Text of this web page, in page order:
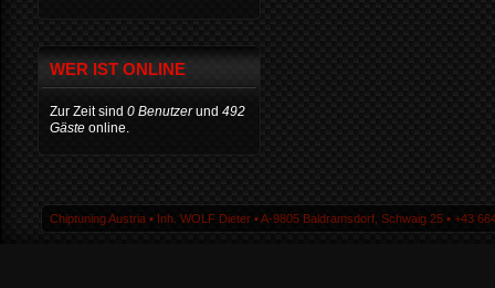
WER IST ONLINE
Zur Zeit sind 0 Benutzerund 492
Gäste online.
Chiptuning Austria ▪ Inh. WOLF Dieter ▪ A-9805 Baldramsdorf, Schwaig 25 ▪ +43